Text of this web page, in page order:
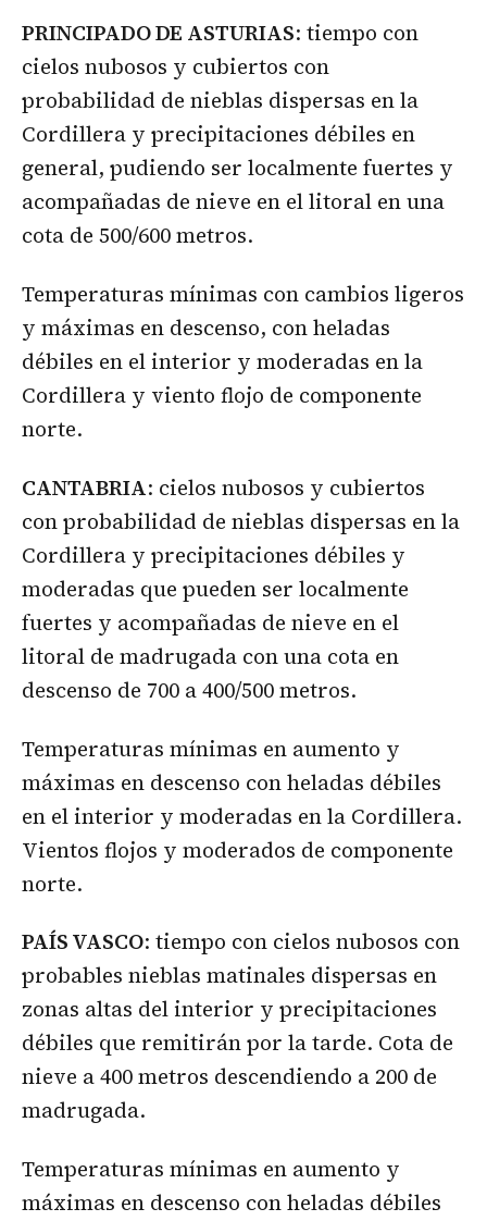
PRINCIPADO DE ASTURIAS: tiempo con
cielos nubosos y cubiertos con
probabilidad de nieblas dispersas en la
Cordillera y precipitaciones débiles en
general, pudiendo ser localmente fuertes y
acompañadas de nieve en el litoral en una
cota de 500/600 metros.
Temperaturas mínimas con cambios ligeros
y máximas en descenso, con heladas
débiles en el interior y moderadas en la
Cordillera y viento flojo de componente
norte.
CANTABRIA: cielos nubosos y cubiertos
con probabilidad de nieblas dispersas en la
Cordillera y precipitaciones débiles y
moderadas que pueden ser localmente
fuertes y acompañadas de nieve en el
litoral de madrugada con una cota en
descenso de 700 a 400/500 metros.
Temperaturas mínimas en aumento y
máximas en descenso con heladas débiles
en el interior y moderadas en la Cordillera.
Vientos flojos y moderados de componente
norte.
PAÍS VASCO: tiempo con cielos nubosos con
probables nieblas matinales dispersas en
zonas altas del interior y precipitaciones
débiles que remitirán por la tarde. Cota de
nieve a 400 metros descendiendo a 200 de
madrugada.
Temperaturas mínimas en aumento y
máximas en descenso con heladas débiles